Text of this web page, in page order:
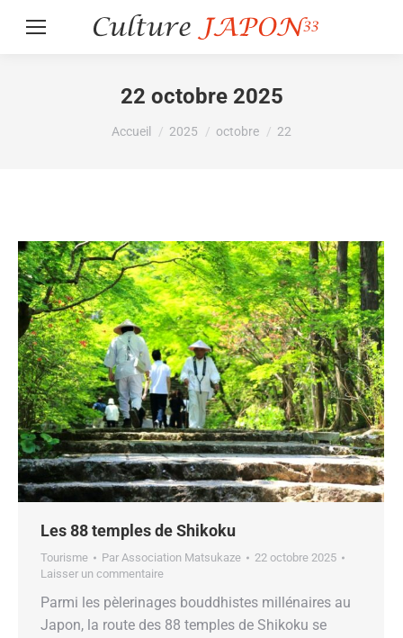
22 octobre 2025
Vous êtes ici :
Accueil 2025 octobre 22
Les 88 temples de Shikoku
Tourisme Par Association Matsukaze
22 octobre 2025
Laisser un commentaire
Parmi les pèlerinages bouddhistes millénaires au
Japon, la route des 88 temples de Shikoku se